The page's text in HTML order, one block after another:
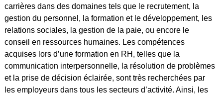
carrières dans des domaines tels que le recrutement, la
gestion du personnel, la formation et le développement, les
relations sociales, la gestion de la paie, ou encore le
conseil en ressources humaines. Les compétences
acquises lors d’une formation en RH, telles que la
communication interpersonnelle, la résolution de problèmes
et la prise de décision éclairée, sont très recherchées par
les employeurs dans tous les secteurs d’activité. Ainsi, les